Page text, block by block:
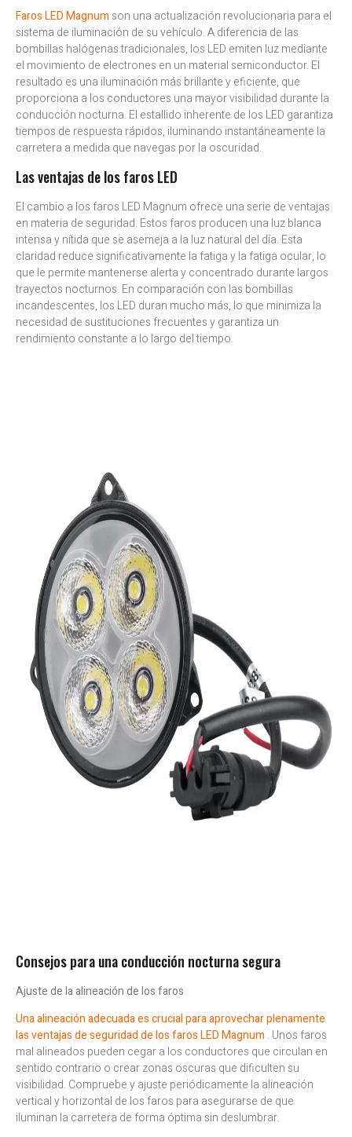
Faros LED Magnum son una actualización revolucionaria para el
sistema de iluminación de su vehículo. A diferencia de las
bombillas halógenas tradicionales, los LED emiten luz mediante
el movimiento de electrones en un material semiconductor. El
resultado es una iluminación más brillante y eficiente, que
proporciona a los conductores una mayor visibilidad durante la
conducción nocturna. El estallido inherente de los LED garantiza
tiempos de respuesta rápidos, iluminando instantáneamente la
carretera a medida que navegas por la oscuridad.
Las ventajas de los faros LED
El cambio a los faros LED Magnum ofrece una serie de ventajas
en materia de seguridad. Estos faros producen una luz blanca
intensa y nítida que se asemeja a la luz natural del día. Esta
claridad reduce significativamente la fatiga y la fatiga ocular, lo
que le permite mantenerse alerta y concentrado durante largos
trayectos nocturnos. En comparación con las bombillas
incandescentes, los LED duran mucho más, lo que minimiza la
necesidad de sustituciones frecuentes y garantiza un
rendimiento constante a lo largo del tiempo.
Consejos para una conducción nocturna segura
Ajuste de la alineación de los faros
Una alineación adecuada es crucial para aprovechar plenamente
las ventajas de seguridad de los faros LED Magnum . Unos faros
mal alineados pueden cegar a los conductores que circulan en
sentido contrario o crear zonas oscuras que dificulten su
visibilidad. Compruebe y ajuste periódicamente la alineación
vertical y horizontal de los faros para asegurarse de que
iluminan la carretera de forma óptima sin deslumbrar.